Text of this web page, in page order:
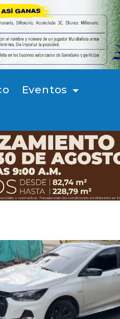
Eventos
principal